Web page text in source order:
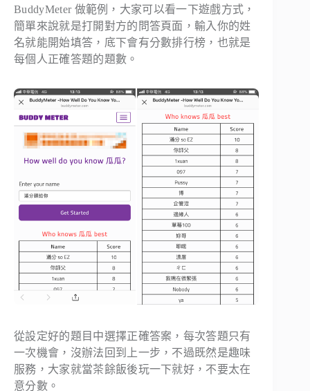
BuddyMeter 做範例，大家可以看一下遊戲方式，
簡單來說就是打開對方的問答頁面，輸入你的姓
名就能開始填答，底下會有分數排行榜，也就是
每個人正確答題的題數。
從設定好的題目中選擇正確答案，每次答題只有
一次機會，沒辦法回到上一步，不過既然是趣味
服務，大家就當茶餘飯後玩一下就好，不要太在
意分數。